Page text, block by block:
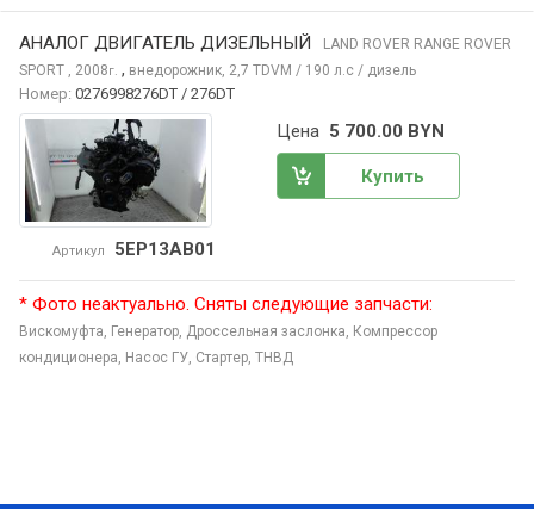
АНАЛОГ ДВИГАТЕЛЬ ДИЗЕЛЬНЫЙ
LAND ROVER RANGE ROVER
SPORT
, 2008г. , внедорожник, 2,7 TDVM / 190 л.с / дизель
Номер: 0276998276DT / 276DT
Артикул 5EP13AB01
Цена 5 700.00 BYN
Купить
* Фото неактуально. Сняты следующие запчасти:
Вискомуфта, Генератор, Дроссельная заслонка, Компрессор
кондиционера, Насос ГУ, Стартер, ТНВД